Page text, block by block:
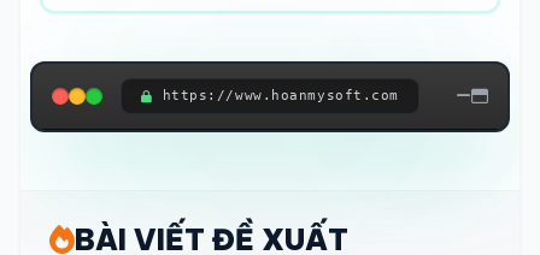
https://www.hoanmysoft.com
BÀI VIẾT ĐỀ XUẤT